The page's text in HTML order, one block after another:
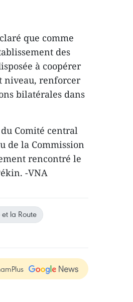
que comme
des
à coopérer
niveau, renforcer
bilatérales dans
Comité central
de la Commission
rencontré le
-VNA
la Route